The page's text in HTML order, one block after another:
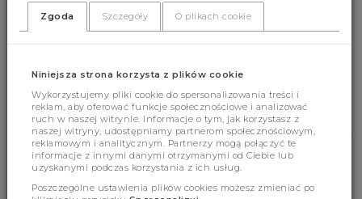
(396) (0)
Cechy produktu
Zgoda Szczegóły O plikach cookie
Niniejsza strona korzysta z plików cookie
Wykorzystujemy pliki cookie do spersonalizowania treści i
reklam, aby oferować funkcje społecznościowe i analizować
ruch w naszej witrynie. Informacje o tym, jak korzystasz z
naszej witryny, udostępniamy partnerom społecznościowym,
reklamowym i analitycznym. Partnerzy mogą połączyć te
informacje z innymi danymi otrzymanymi od Ciebie lub
uzyskanymi podczas korzystania z ich usług.
Poszczególne ustawienia plików cookies możesz zmieniać po